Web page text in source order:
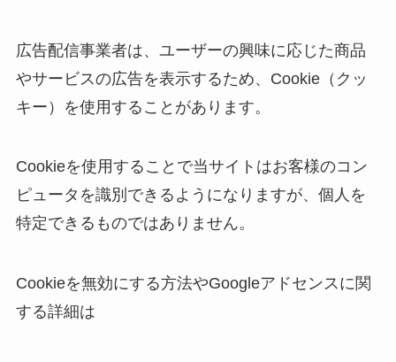
広告配信事業者は、ユーザーの興味に応じた商品
やサービスの広告を表示するため、Cookie（クッ
キー）を使用することがあります。
Cookieを使用することで当サイトはお客様のコン
ピュータを識別できるようになりますが、個人を
特定できるものではありません。
Cookieを無効にする方法やGoogleアドセンスに関
する詳細は